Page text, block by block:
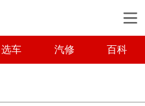
选车 汽修 百科